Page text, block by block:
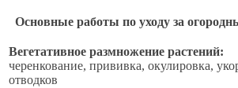
Основные работы по уходу за
Вегетативное размножение растений:
черенкование, прививка, окулировка,
отводков